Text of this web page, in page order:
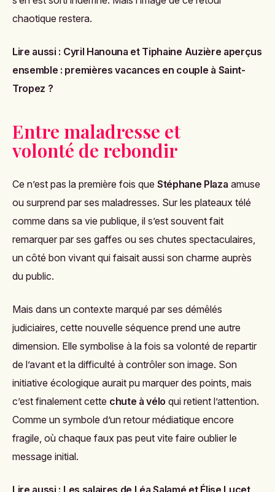
chaotique restera.
Lire aussi : Cyril Hanouna et Tiphaine Auzière aperçus
ensemble : premières vacances en couple à Saint-
Tropez ?
Entre maladresse et
volonté de rebondir
Ce n’est pas la première fois que Stéphane Plaza amuse
ou surprend par ses maladresses. Sur les plateaux télé
comme dans sa vie publique, il s’est souvent fait
remarquer par ses gaffes ou ses chutes spectaculaires,
un côté bon vivant qui faisait aussi son charme auprès
du public.
Mais dans un contexte marqué par ses démêlés
judiciaires, cette nouvelle séquence prend une autre
dimension. Elle symbolise à la fois sa volonté de repartir
de l’avant et la difficulté à contrôler son image. Son
initiative écologique aurait pu marquer des points, mais
c’est finalement cette chute à vélo qui retient l’attention.
Comme un symbole d’un retour médiatique encore
fragile, où chaque faux pas peut vite faire oublier le
message initial.
Lire aussi : Les salaires de Léa Salamé et Élise Lucet